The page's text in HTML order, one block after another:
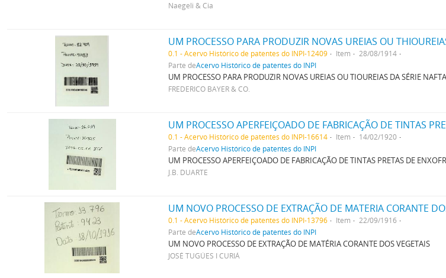
Naegeli & Cia
0.1 - Acervo Histórico de patentes do INPI-12409 Item
28/08/1914
Parte deAcervo Histórico de patentes do INPI
UM PROCESSO PARA PRODUZIR NOVAS UREIAS OU TIOUREIAS DA SÉRIE
FREDERICO BAYER & CO.
UM PROCESSO APERFEIÇOADO DE FABRICAÇÃO DE TINTAS
0.1 - Acervo Histórico de patentes do INPI-16614 Item
14/02/1920
Parte deAcervo Histórico de patentes do INPI
UM PROCESSO APERFEIÇOADO DE FABRICAÇÃO DE TINTAS PRETAS DE
J.B. DUARTE
UM NOVO PROCESSO DE EXTRAÇÃO DE MATERIA CORANTE
0.1 - Acervo Histórico de patentes do INPI-13796 Item
22/09/1916
Parte deAcervo Histórico de patentes do INPI
UM NOVO PROCESSO DE EXTRAÇÃO DE MATÉRIA CORANTE DOS VEGETAIS
JOSÉ TUGÚES I CURIÁ